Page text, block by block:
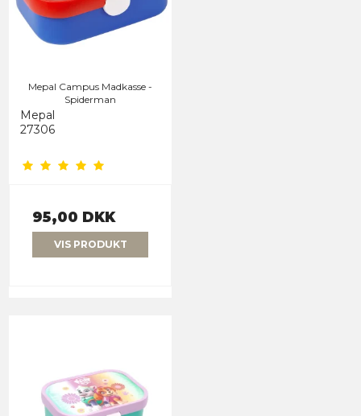
Mepal Campus Madkasse -
Spiderman
Mepal
27306
95,00 DKK
VIS PRODUKT